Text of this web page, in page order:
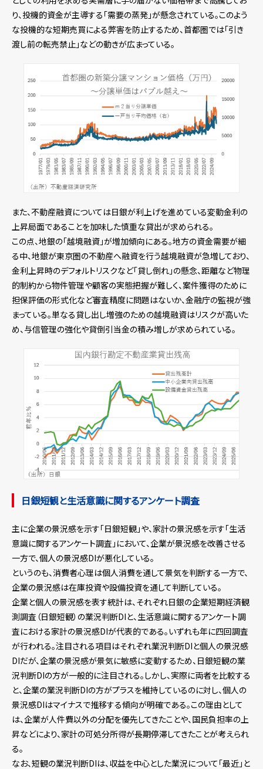
り、投機的資金が主導する「需要の蒸発」が懸念されている。このよう
な投機的な短期売買による弊害を防止するため、首都圏では「引き
渡し前の転売禁止」などの動きが広まっている。
また、不動産融資については日銀が利上げを進めている変動金利の
上昇局面であることを加味した慎重な貸出が求められる。
この点、地銀の「越境融資」が増加傾向にある。地方の資金需要が細
る中、地銀が東京圏の不動産へ融資を行う越境融資が急増しており、
金利上昇時のデフォルトリスクなど「貸し倒れ」の懸念、距離など物理
的制約から物件管理や顧客の実態把握が難しく、案件獲得のために
担保評価の形式化など審査精度に問題はないか、金融庁の監視が強
まっている。単なる貸し出し増強のための越境融資はリスクが高いた
め、与信管理の強化や貸倒引当金の積み増しが求められている。
日銀短観と生活意識に関するアンケート調査
主に企業の景況感を示す「日銀短観」や、家計の景況感を示す「生活
意識に関するアンケート調査」において、企業が景況感を改善させる
一方で、個人の景況感DIが悪化している。
というのも、消費者心理は個人消費を通して景気を判断する一方で、
企業の景況感は在庫投資や設備投資を通して判断している。
企業と個人の景況感を表す統計は、それぞれ日銀の企業短期経済観
測調査（日銀短観）の業況判断DIと、生活意識に関するアンケート調
査における家計の景況感DIが代表的である。いずれも年に四回調査
が行われる。注目される項目はそれぞれ業況判断DIと個人の景況感
DIだが、企業の景況感が景気に敏感に変動するため、日銀短観の業
況判断DIの方が一般的に注目される。しかし、実際に両者を比較する
と、企業の業況判断DIの方がプラスを維持しているのに対し、個人の
景況感DIはマイナスで推移する傾向が明確である。この理由として
は、企業が人件費以外の分配を優先してきたことや、国民負担率の上
昇などにより、家計の可処分所得が長期停滞してきたことが考えられ
る。
なお、短観の業況判断DIは、収益を中心とした業況について「最近」と